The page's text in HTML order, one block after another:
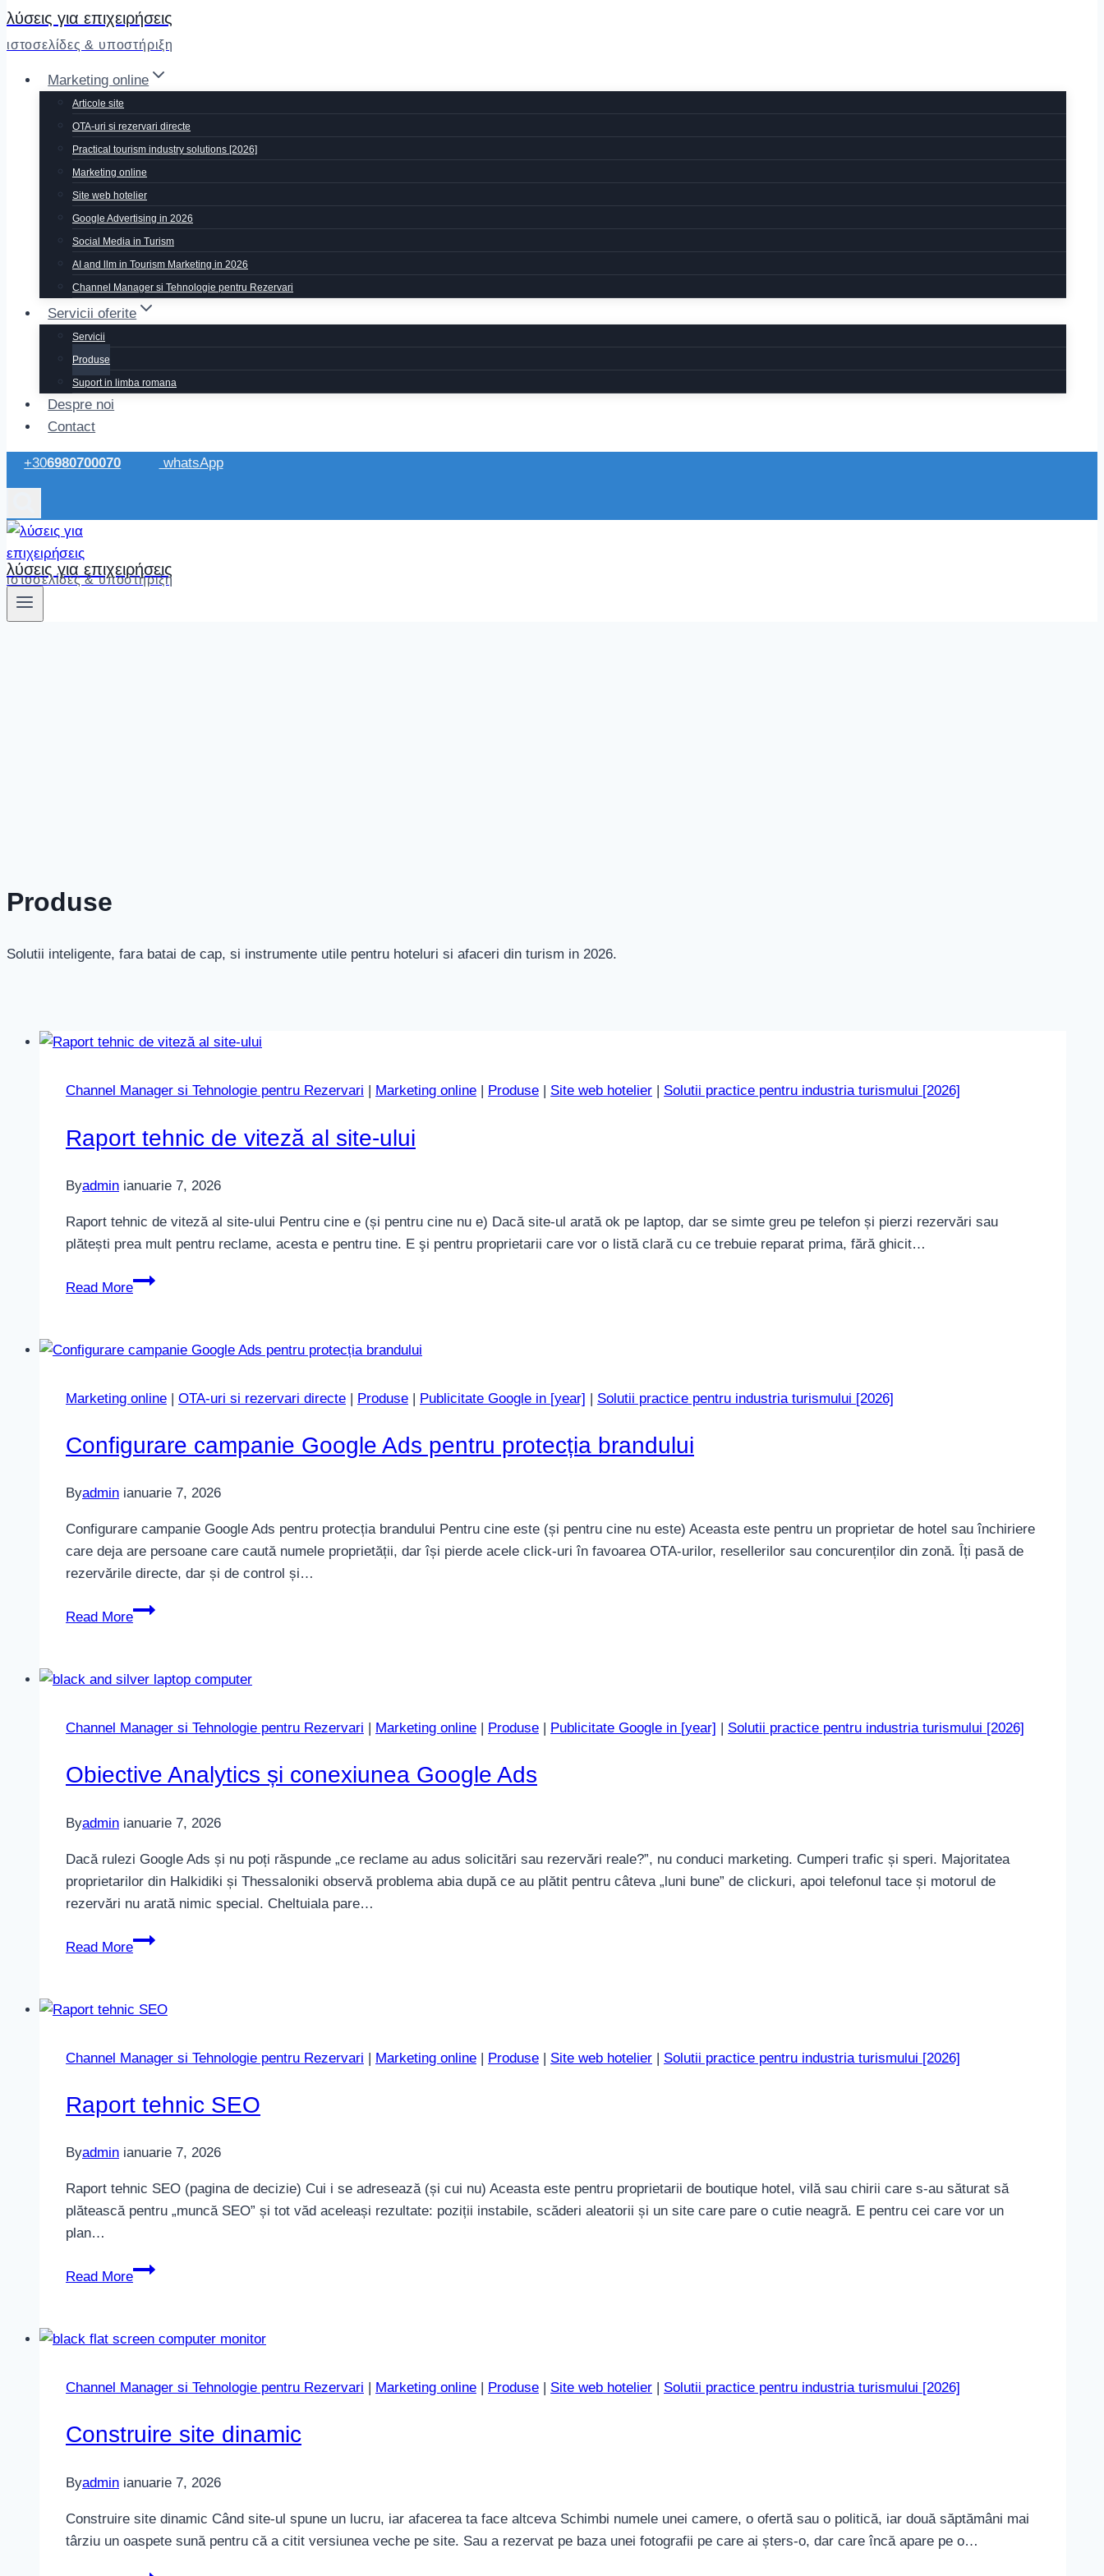
λύσεις για επιχειρήσεις
ιστοσελίδες & υποστήριξη
Marketing online
Articole site
OTA-uri si rezervari directe
Practical tourism industry solutions [2026]
Marketing online
Site web hotelier
Google Advertising in 2026
Social Media in Turism
AI and llm in Tourism Marketing in 2026
Channel Manager si Tehnologie pentru Rezervari
Servicii oferite
Servicii
Produse
Suport in limba romana
Despre noi
Contact
+306980700070 whatsApp
λύσεις για επιχειρήσεις
ιστοσελίδες & υποστήριξη
Produse
Solutii inteligente, fara batai de cap, si instrumente utile pentru hoteluri si afaceri din turism in 2026.
Channel Manager si Tehnologie pentru Rezervari Marketing online Produse Site web hotelier Solutii practice pentru industria turismului [2026]
Raport tehnic de viteză al site-ului
Byadmin ianuarie 7, 2026
Raport tehnic de viteză al site-ului Pentru cine e (și pentru cine nu e) Dacă site-ul arată ok pe laptop, dar se simte greu pe telefon și pierzi rezervări sau
plătești prea mult pentru reclame, acesta e pentru tine. E şi pentru proprietarii care vor o listă clară cu ce trebuie reparat prima, fără ghicit…
Read More
Raport
viteză
site-
Marketing online | OTA-uri si rezervari directe | Produse | Publicitate Google in [year] | Solutii practice pentru industria turismului [2026]
Configurare campanie Google Ads pentru protecția brandului
Byadmin ianuarie 7, 2026
Configurare campanie Google Ads pentru protecția brandului Pentru cine este (și pentru cine nu este) Aceasta este pentru un proprietar de hotel sau închiriere
care deja are persoane care caută numele proprietății, dar își pierde acele click‑uri în favoarea OTA-urilor, resellerilor sau concurenților din zonă. Îți pasă de
rezervările directe, dar și de control și…
Read More
Configurare
Ads
Channel Manager si Tehnologie pentru Rezervari Marketing online Produse Publicitate Google in [year] Solutii practice pentru industria turismului [2026]
Obiective Analytics și conexiunea Google Ads
Byadmin ianuarie 7, 2026
Dacă rulezi Google Ads și nu poți răspunde „ce reclame au adus solicitări sau rezervări reale?”, nu conduci marketing. Cumperi trafic și speri. Majoritatea
proprietarilor din Halkidiki și Thessaloniki observă problema abia după ce au plătit pentru câteva „luni bune” de clickuri, apoi telefonul tace și motorul de
rezervări nu arată nimic special. Cheltuiala pare…
Read More
Obiective
conexiunea
Channel Manager si Tehnologie pentru Rezervari | Marketing online | Produse | Site web hotelier | Solutii practice pentru industria turismului [2026]
Raport tehnic SEO
Byadmin ianuarie 7, 2026
Raport tehnic SEO (pagina de decizie) Cui i se adresează (și cui nu) Aceasta este pentru proprietarii de boutique hotel, vilă sau chirii care s-au săturat să
plătească pentru „muncă SEO” și tot văd aceleași rezultate: poziții instabile, scăderi aleatorii și un site care pare o cutie neagră. E pentru cei care vor un
plan…
Read More
Raport
Channel Manager si Tehnologie pentru Rezervari Marketing online Produse Site web hotelier Solutii practice pentru industria turismului [2026]
Construire site dinamic
Byadmin ianuarie 7, 2026
Construire site dinamic Când site-ul spune un lucru, iar afacerea ta face altceva Schimbi numele unei camere, o ofertă sau o politică, iar două săptămâni mai
târziu un oaspete sună pentru că a citit versiunea veche pe site. Sau a rezervat pe baza unei fotografii pe care ai șters‑o, dar care încă apare pe o…